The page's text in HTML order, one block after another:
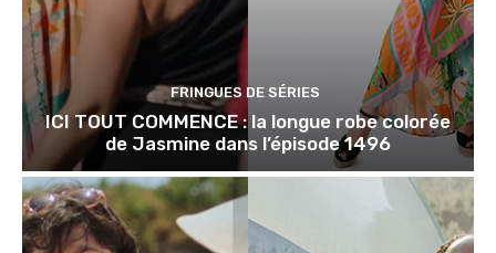
FRINGUES DE SÉRIES
ICI TOUT COMMENCE : la longue robe colorée
de Jasmine dans l’épisode 1496